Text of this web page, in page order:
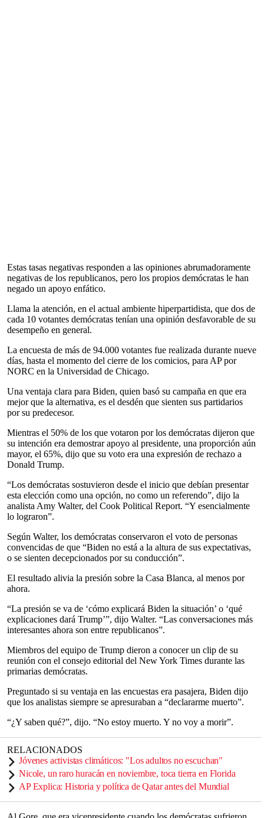
Estas tasas negativas responden a las opiniones abrumadoramente
negativas de los republicanos, pero los propios demócratas le han
negado un apoyo enfático.
Llama la atención, en el actual ambiente hiperpartidista, que dos de
cada 10 votantes demócratas tenían una opinión desfavorable de su
desempeño en general.
La encuesta de más de 94.000 votantes fue realizada durante nueve
días, hasta el momento del cierre de los comicios, para AP por
NORC en la Universidad de Chicago.
Una ventaja clara para Biden, quien basó su campaña en que era
mejor que la alternativa, es el desdén que sienten sus partidarios
por su predecesor.
Mientras el 50% de los que votaron por los demócratas dijeron que
su intención era demostrar apoyo al presidente, una proporción aún
mayor, el 65%, dijo que su voto era una expresión de rechazo a
Donald Trump.
“Los demócratas sostuvieron desde el inicio que debían presentar
esta elección como una opción, no como un referendo”, dijo la
analista Amy Walter, del Cook Political Report. “Y esencialmente
lo lograron”.
Según Walter, los demócratas conservaron el voto de personas
convencidas de que “Biden no está a la altura de sus expectativas,
o se sienten decepcionados por su conducción”.
El resultado alivia la presión sobre la Casa Blanca, al menos por
ahora.
“La presión se va de ‘cómo explicará Biden la situación’ o ‘qué
explicaciones dará Trump’”, dijo Walter. “Las conversaciones más
interesantes ahora son entre republicanos”.
Miembros del equipo de Trump dieron a conocer un clip de su
reunión con el consejo editorial del New York Times durante las
primarias demócratas.
Preguntado si su ventaja en las encuestas era pasajera, Biden dijo
que los analistas siempre se apresuraban a “declararme muerto”.
“¿Y saben qué?”, dijo. “No estoy muerto. Y no voy a morir”.
RELACIONADOS
Jóvenes activistas climáticos: "Los adultos no escuchan"
Nicole, un raro huracán en noviembre, toca tierra en Florida
AP Explica: Historia y política de Qatar antes del Mundial